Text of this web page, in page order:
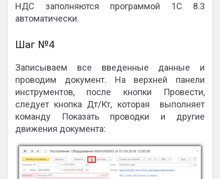
НДС заполняются программой 1С 8.3
автоматически.
Шаг №4
Записываем все введенные данные и
проводим документ. На верхней панели
инструментов, после кнопки Провести,
следует кнопка Дт/Кт, которая выполняет
команду Показать проводки и другие
движения документа: